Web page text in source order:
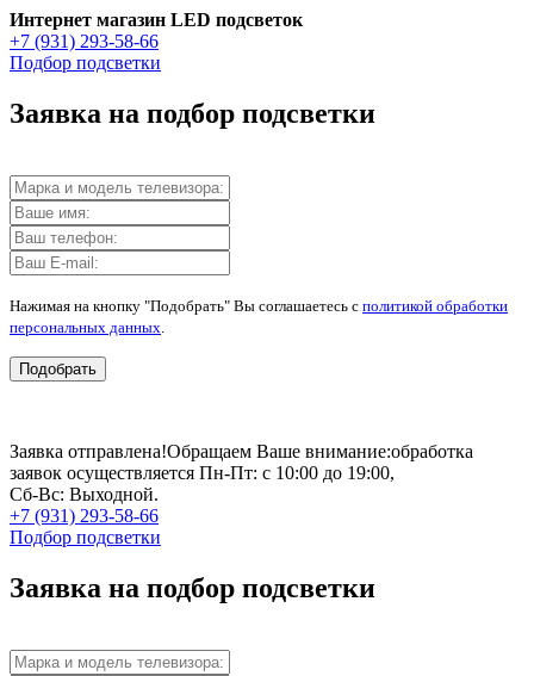
Интернет магазин LED подсветок
+7 (931) 293-58-66
Подбор подсветки
Заявка на подбор подсветки
Нажимая на кнопку "Подобрать" Вы соглашаетесь с политикой обработки
персональных данных
Подобрать
Заявка отправлена!Обращаем Ваше внимание:обработка
заявок осуществляется Пн-Пт: с 10:00 до 19:00,
Сб-Вс: Выходной.
+7 (931) 293-58-66
Подбор подсветки
Заявка на подбор подсветки